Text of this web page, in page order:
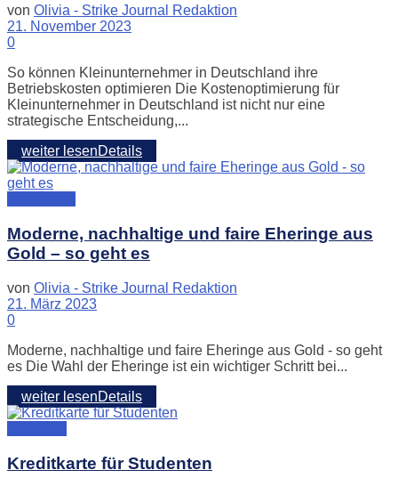
von Olivia - Strike Journal Redaktion
21. November 2023
0
So können Kleinunternehmer in Deutschland ihre
Betriebskosten optimieren Die Kostenoptimierung für
Kleinunternehmer in Deutschland ist nicht nur eine
strategische Entscheidung,...
weiter lesenDetails
Moderne, nachhaltige und faire Eheringe aus
Gold – so geht es
von Olivia - Strike Journal Redaktion
21. März 2023
0
Moderne, nachhaltige und faire Eheringe aus Gold - so geht
es Die Wahl der Eheringe ist ein wichtiger Schritt bei...
weiter lesenDetails
Kreditkarte für Studenten